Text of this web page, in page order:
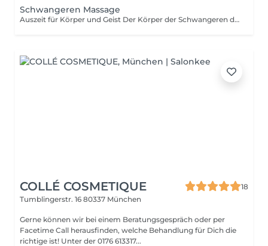
Schwangeren Massage
Auszeit für Körper und Geist Der Körper der Schwangeren durchlebt in der Schwangerschaft große Veränderungen. Durch die schwangeren Massage können einige typische Schwangerschaftsbeschwerden gelindert werden! verbesserte Sauerstoffversorgung zum Baby Ängste können reduziert werden (Abbau Stresshormone) Verbesserung der Schlafqualität Bindung zwischen Mama und Kind
COLLÉ COSMETIQUE
18
Tumblingerstr. 16 80337 München
Gerne können wir bei einem Beratungsgespräch oder per
Facetime Call herausfinden, welche Behandlung für Dich die
richtige ist! Unter der 0176 613317...